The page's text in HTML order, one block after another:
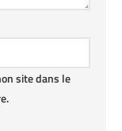
site dans le